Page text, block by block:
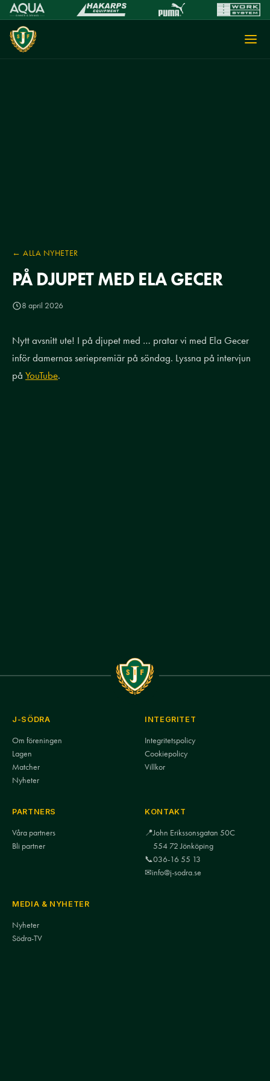
← ALLA NYHETER
PÅ DJUPET MED ELA GECER
8 april 2026
Nytt avsnitt ute! I på djupet med … pratar vi med Ela Gecer
inför damernas seriepremiär på söndag. Lyssna på intervjun
på YouTube.
J-SÖDRA
Om föreningen
Lagen
Matcher
Nyheter
INTEGRITET
Integritetspolicy
Cookiepolicy
Villkor
PARTNERS
Våra partners
Bli partner
KONTAKT
📍John Erikssonsgatan 50C
554 72 Jönköping
📞036-16 55 13
✉info@j-sodra.se
MEDIA & NYHETER
Nyheter
Södra-TV